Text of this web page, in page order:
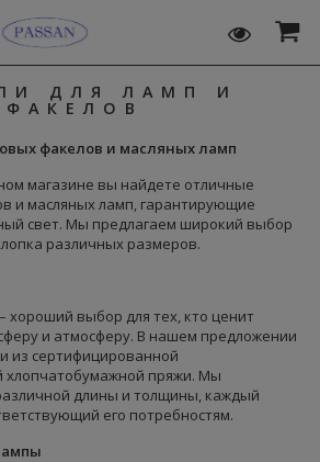
ДЛЯ ЛАМП И
ФАКЕЛОВ
факелов и масляных ламп
магазине вы найдете отличные
и масляных ламп, гарантирующие
свет. Мы предлагаем широкий выбор
различных размеров.
хороший выбор для тех, кто ценит
и атмосферу. В нашем предложении
из сертифицированной
хлопчатобумажной пряжи. Мы
длины и толщины, каждый
его потребностям.